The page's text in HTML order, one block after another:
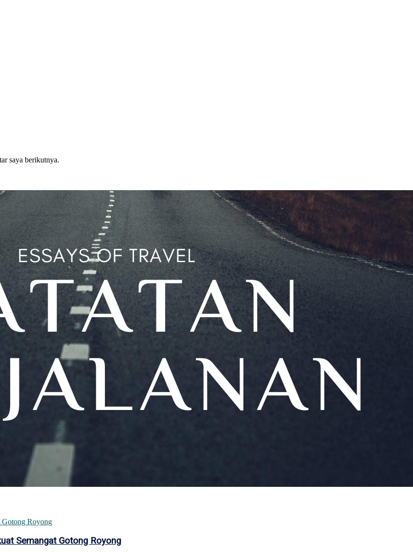
saya berikutnya.
Semangat Gotong Royong